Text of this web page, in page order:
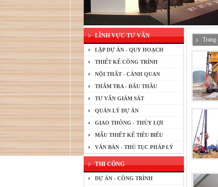
LĨNH VỰC TƯ VẤN
LẬP DỰ ÁN - QUY HOẠCH
THIẾT KẾ CÔNG TRÌNH
NỘI THẤT - CẢNH QUAN
THẨM TRA - ĐẤU THẦU
TƯ VẤN GIÁM SÁT
QUẢN LÝ DỰ ÁN
GIAO THÔNG - THỦY LỢI
MẪU THIẾT KẾ TIÊU BIỂU
VĂN BẢN - THỦ TỤC PHÁP LÝ
THI CÔNG
DỰ ÁN - CÔNG TRÌNH
Trang